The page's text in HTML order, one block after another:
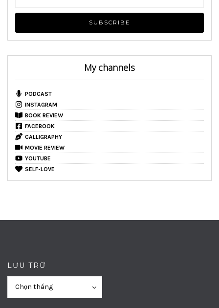
My channels
PODCAST
INSTAGRAM
BOOK REVIEW
FACEBOOK
CALLIGRAPHY
MOVIE REVIEW
YOUTUBE
SELF-LOVE
LƯU TRỮ
Chọn tháng